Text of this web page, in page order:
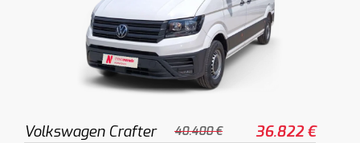
Volkswagen Crafter 40.400 € 36.822 €